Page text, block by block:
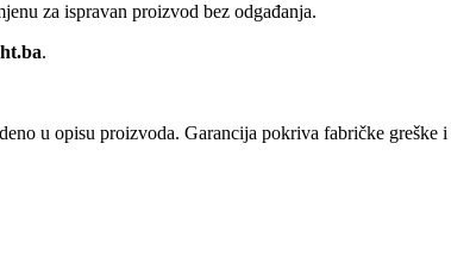
za ispravan proizvod bez odgađanja.
.
u opisu proizvoda. Garancija pokriva fabričke greške